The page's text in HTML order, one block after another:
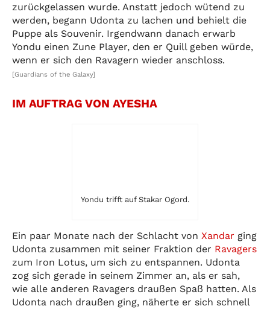
zurückgelassen wurde. Anstatt jedoch wütend zu
werden, begann Udonta zu lachen und behielt die
Puppe als Souvenir. Irgendwann danach erwarb
Yondu einen Zune Player, den er Quill geben würde,
wenn er sich den Ravagern wieder anschloss.
[Guardians of the Galaxy]
IM AUFTRAG VON AYESHA
Yondu trifft auf Stakar Ogord.
Ein paar Monate nach der Schlacht von Xandar ging
Udonta zusammen mit seiner Fraktion der Ravagers
zum Iron Lotus, um sich zu entspannen. Udonta
zog sich gerade in seinem Zimmer an, als er sah,
wie alle anderen Ravagers draußen Spaß hatten. Als
Udonta nach draußen ging, näherte er sich schnell